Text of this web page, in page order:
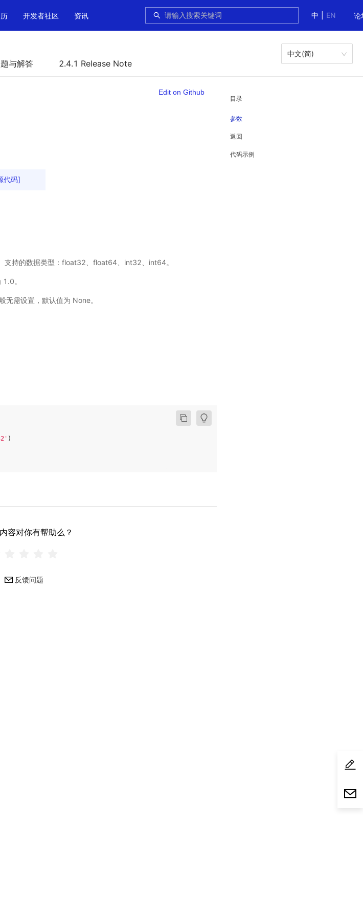
中
EN 论
开发者社区 资讯
与解答 2.4.1 Release Note
中文(简)
目录
参数
返回
代码示例
Edit on Github
代码]
支持的数据类型：float32、float64、int32、int64。
。
无需设置，默认值为 None。
)
容对你有帮助么？
反馈问题